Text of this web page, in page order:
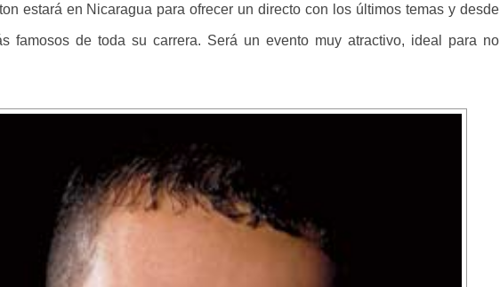
estará en Nicaragua para ofrecer un directo con los últimos temas y desde
famosos de toda su carrera. Será un evento muy atractivo, ideal para no